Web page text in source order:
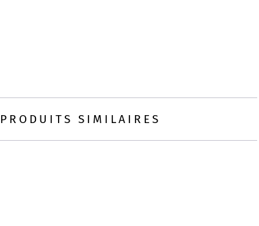
PRODUITS SIMILAIRES